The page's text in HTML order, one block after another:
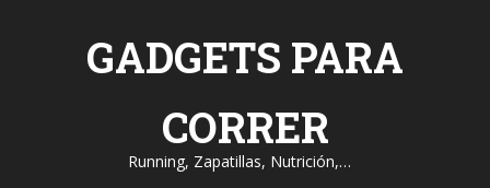
GADGETS PARA
CORRER
Running, Zapatillas, Nutrición,…